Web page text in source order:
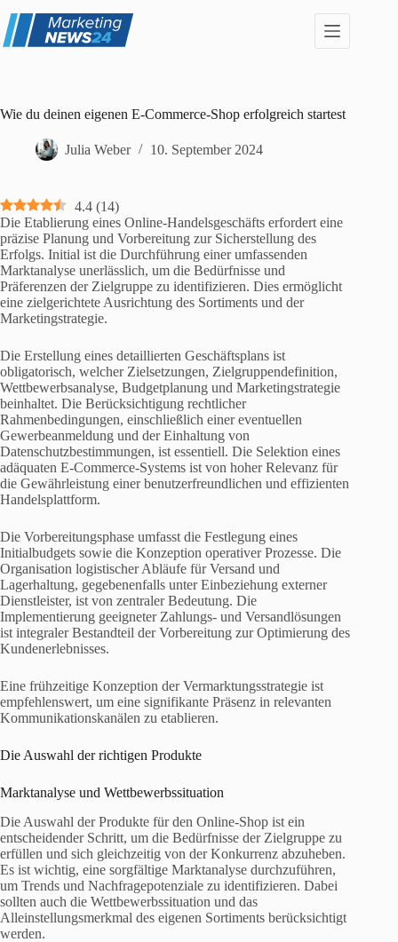
Inhalt
springen
Wie du deinen eigenen E-Commerce-Shop erfolgreich startest
Julia Weber 10. September 2024
4.4 (14)
Die Etablierung eines Online-Handelsgeschäfts erfordert eine
präzise Planung und Vorbereitung zur Sicherstellung des
Erfolgs. Initial ist die Durchführung einer umfassenden
Marktanalyse unerlässlich, um die Bedürfnisse und
Präferenzen der Zielgruppe zu identifizieren. Dies ermöglicht
eine zielgerichtete Ausrichtung des Sortiments und der
Marketingstrategie.
Die Erstellung eines detaillierten Geschäftsplans ist
obligatorisch, welcher Zielsetzungen, Zielgruppendefinition,
Wettbewerbsanalyse, Budgetplanung und Marketingstrategie
beinhaltet. Die Berücksichtigung rechtlicher
Rahmenbedingungen, einschließlich einer eventuellen
Gewerbeanmeldung und der Einhaltung von
Datenschutzbestimmungen, ist essentiell. Die Selektion eines
adäquaten E-Commerce-Systems ist von hoher Relevanz für
die Gewährleistung einer benutzerfreundlichen und effizienten
Handelsplattform.
Die Vorbereitungsphase umfasst die Festlegung eines
Initialbudgets sowie die Konzeption operativer Prozesse. Die
Organisation logistischer Abläufe für Versand und
Lagerhaltung, gegebenenfalls unter Einbeziehung externer
Dienstleister, ist von zentraler Bedeutung. Die
Implementierung geeigneter Zahlungs- und Versandlösungen
ist integraler Bestandteil der Vorbereitung zur Optimierung des
Kundenerlebnisses.
Eine frühzeitige Konzeption der Vermarktungsstrategie ist
empfehlenswert, um eine signifikante Präsenz in relevanten
Kommunikationskanälen zu etablieren.
Die Auswahl der richtigen Produkte
Marktanalyse und Wettbewerbssituation
Die Auswahl der Produkte für den Online-Shop ist ein
entscheidender Schritt, um die Bedürfnisse der Zielgruppe zu
erfüllen und sich gleichzeitig von der Konkurrenz abzuheben.
Es ist wichtig, eine sorgfältige Marktanalyse durchzuführen,
um Trends und Nachfragepotenziale zu identifizieren. Dabei
sollten auch die Wettbewerbssituation und das
Alleinstellungsmerkmal des eigenen Sortiments berücksichtigt
werden.